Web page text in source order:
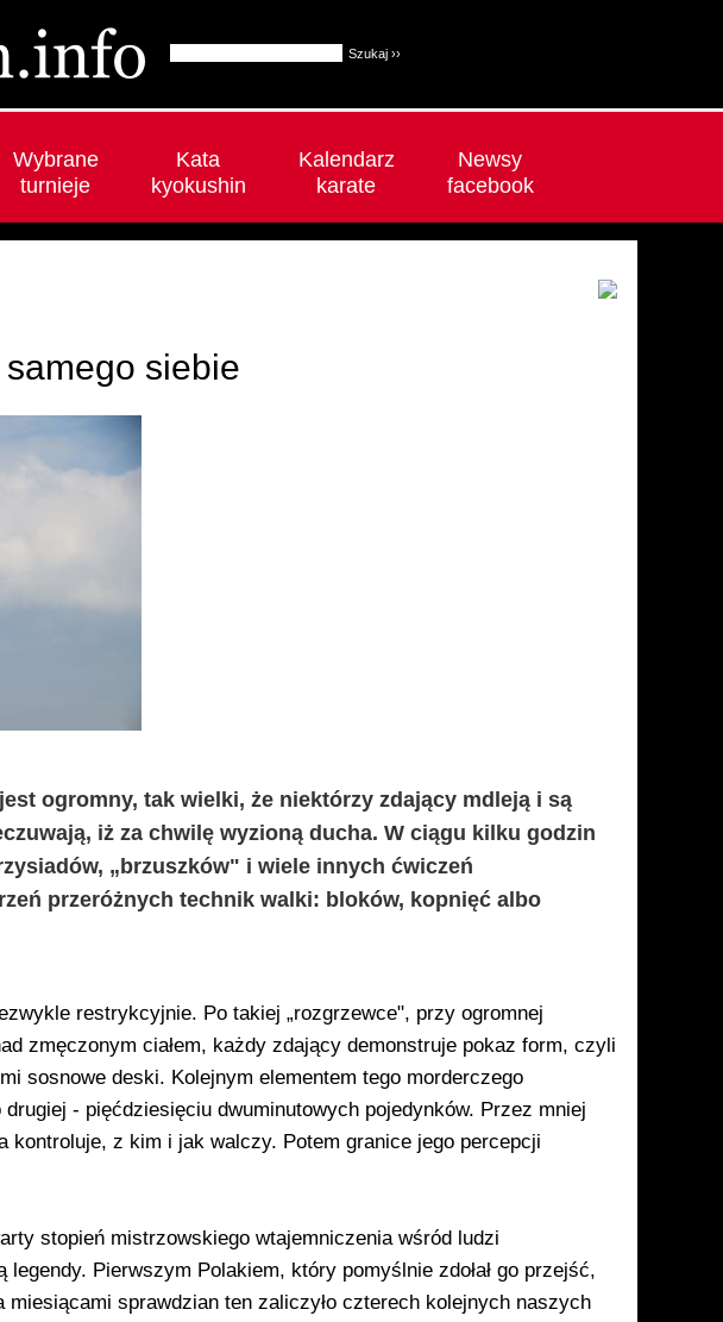
Wybrane
turnieje
Kata
kyokushin
Kalendarz
karate
Newsy
facebook
siebie
ogromny, tak wielki, że niektórzy zdający mdleją i są
iż za chwilę wyzioną ducha. W ciągu kilku godzin
„brzuszków" i wiele innych ćwiczeń
przeróżnych technik walki: bloków, kop­nięć albo
restrykcyjnie. Po takiej „rozgrzewce", przy ogromnej
zmęczonym ciałem, każdy zdający demonstruje pokaz form, czyli
sosnowe deski. Kolejnym elementem tego morderczego
- pięćdziesięciu dwuminutowych pojedynków. Przez mniej
kontroluje, z kim i jak walczy. Potem granice jego percepcji
stopień mistrzowskie­go wtajemniczenia wśród ludzi
Pierwszym Polakiem, który po­myślnie zdołał go przejść,
sprawdzian ten zaliczy­ło czterech kolejnych naszych